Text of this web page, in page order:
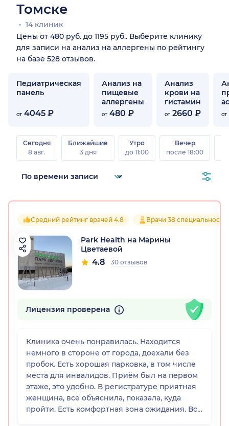
Томске
14 клиник
Цены от 480 руб. до 1195 руб.. Выберите клинику
для записи на анализ на аллергены по рейтингу
на базе 528 отзывов.
Педиатрическая
панель
от 4045 ₽
Анализ на
пищевые
аллергены
от 480 ₽
Анализ
крови на
гистамин
от 2660 ₽ от
Сегодня
8 авг.
Ближайшие
3 дня
Утро
до 11:00
Вечер
после 18:00
Средний рейтинг врачей 4.8 Врачи 38
Park Health на Марины
Цветаевой
4.8 30 отзывов
Лицензия проверена
Клиника очень понравилась. Находится
немного в стороне от города, доехали без
пробок. Есть хорошая парковка, в том числе
места для инвалидов. Приём был на первом
этаже, это удобно. В регистратуре приятная
женщина, всё объяснила, показала, куда
пройти. Есть комфортная зона ожидания. Всё